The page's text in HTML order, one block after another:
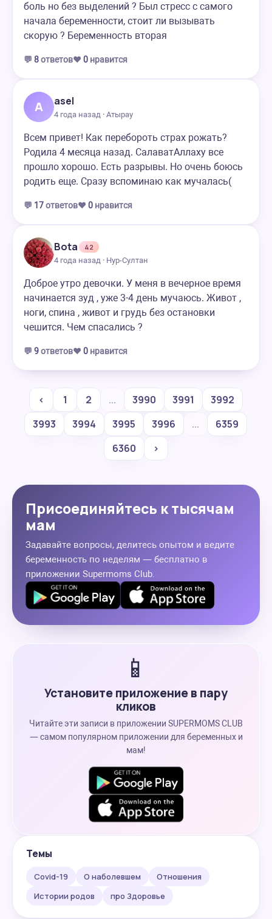
боль но без выделений ? Был стресс с самого
начала беременности, стоит ли вызывать
скорую ? Беременность вторая
💬 8ответов❤️ 0 нравится
A asel
4 года назад · Атырау
Всем привет! Как перебороть страх рожать?
Родила 4 месяца назад. СалаватАллаху все
прошло хорошо. Есть разрывы. Но очень боюсь
родить еще. Сразу вспоминаю как мучалась(
💬 17ответов❤️ 0 нравится
Bota
42
4 года назад · Нур-Султан
Доброе утро девочки. У меня в вечерное время
начинается зуд , уже 3-4 день мучаюсь. Живот ,
ноги, спина , живот и грудь без остановки
чешится. Чем спасались ?
💬 9ответов❤️ 0 нравится
‹ 1 2 ... 3990 3991
3992
3993
3994 3995 3996 ...
6359
6360
›
Присоединяйтесь к тысячам
мам
Задавайте вопросы, делитесь опытом и ведите
беременность по неделям — бесплатно в
приложении Supermoms Club.
📱
Установите приложение в пару
кликов
Читайте эти записи в приложении SUPERMOMS CLUB
— самом популярном приложении для беременных и
мам!
Темы
Covid-19 О наболевшем
Отношения
Истории родов
про Здоровье